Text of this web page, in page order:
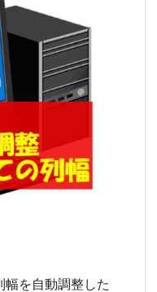
幅を自動調整した